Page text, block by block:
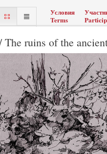
Условия
Terms
ruins of the